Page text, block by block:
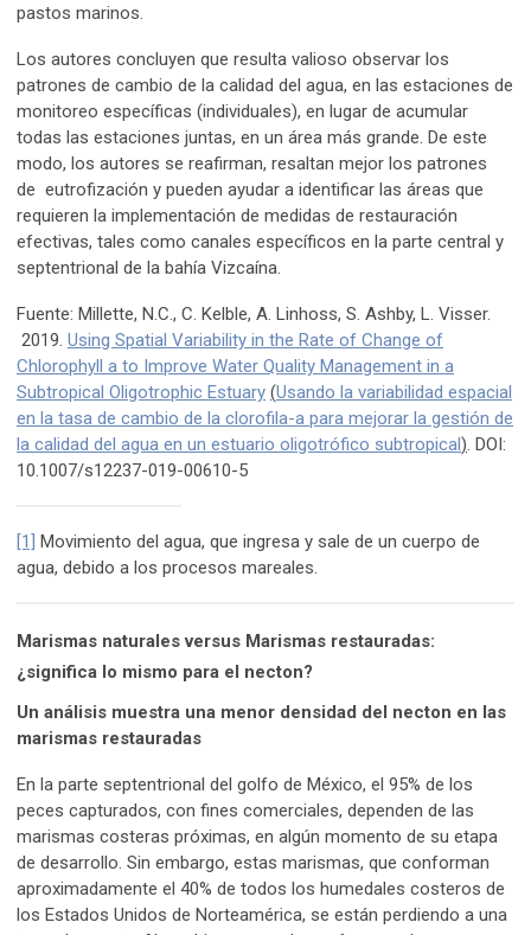
pastos marinos.
Los autores concluyen que resulta valioso observar los
patrones de cambio de la calidad del agua, en las estaciones de
monitoreo específicas (individuales), en lugar de acumular
todas las estaciones juntas, en un área más grande. De este
modo, los autores se reafirman, resaltan mejor los patrones
de eutrofización y pueden ayudar a identificar las áreas que
requieren la implementación de medidas de restauración
efectivas, tales como canales específicos en la parte central y
septentrional de la bahía Vizcaína.
Fuente: Millette, N.C., C. Kelble, A. Linhoss, S. Ashby, L. Visser.
2019. Using Spatial Variability in the Rate of Change of
Chlorophyll a to Improve Water Quality Management in a
Subtropical Oligotrophic Estuary (Usando la variabilidad espacial
en la tasa de cambio de la clorofila-a para mejorar la gestión de
la calidad del agua en un estuario oligotrófico subtropical). DOI:
10.1007/s12237-019-00610-5
[1]
Movimiento del agua, que ingresa y sale de un cuerpo de
agua, debido a los procesos mareales.
Marismas naturales versus Marismas restauradas:
¿significa lo mismo para el necton?
Un análisis muestra una menor densidad del necton en las
marismas restauradas
En la parte septentrional del golfo de México, el 95% de los
peces capturados, con fines comerciales, dependen de las
marismas costeras próximas, en algún momento de su etapa
de desarrollo. Sin embargo, estas marismas, que conforman
aproximadamente el 40% de todos los humedales costeros de
los Estados Unidos de Norteamérica, se están perdiendo a una